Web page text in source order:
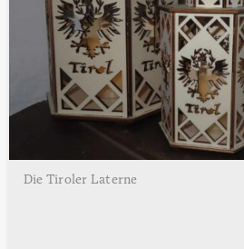
Die Tiroler Laterne